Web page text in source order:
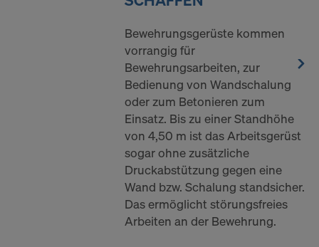
Bewehrungsgerüste kommen
vorrangig für
Bewehrungsarbeiten, zur
Bedienung von Wandschalung
oder zum Betonieren zum
Einsatz. Bis zu einer Standhöhe
von 4,50 m ist das Arbeitsgerüst
sogar ohne zusätzliche
Druckabstützung gegen eine
Wand bzw. Schalung standsicher.
Das ermöglicht störungsfreies
Arbeiten an der Bewehrung.
Website klicken und die entsprechenden
Einwilligung jederzeit grundlos mit Wirkung für die
Zukunft widerrufen, indem Sie zB auf
am Ende dieser Website klicken.
Weitere Informationen zu unseren Cookies finden
Datenschutzerklärung.Wir bieten
Ihnen auch die Möglichkeit, Ihre Cookies
auszuwählen (Erweiterte Cookie-Einstellungen).
SIND SIE MIT DER VERARBEITUNG
VON COOKIES UND DER
ÜBERMITTLUNG IHRER
PERSONENBEZOGENEN DATEN IN